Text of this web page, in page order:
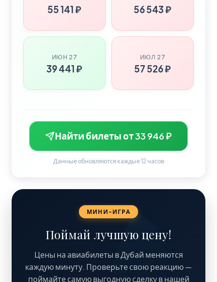
55 141 ₽ 56 543 ₽
ИЮН 27
39 441 ₽
ИЮЛ 27
57 526 ₽
Найти билеты от 33 946 ₽
Данные обновляются каждые 12 часов
МИНИ-ИГРА
Поймай лучшую цену!
Цены на авиабилеты в Дубай меняются
каждую минуту. Проверьте свою реакцию —
поймайте самую выгодную сделку в нашей